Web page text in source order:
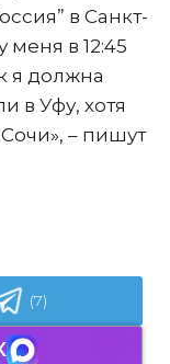
в Санкт-
меня в 12:45
я должна
в Уфу, хотя
– пишут
(7)